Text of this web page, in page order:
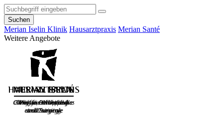
Suchen
Merian Iselin Klinik Hausarztpraxis Merian Santé
Weitere Angebote